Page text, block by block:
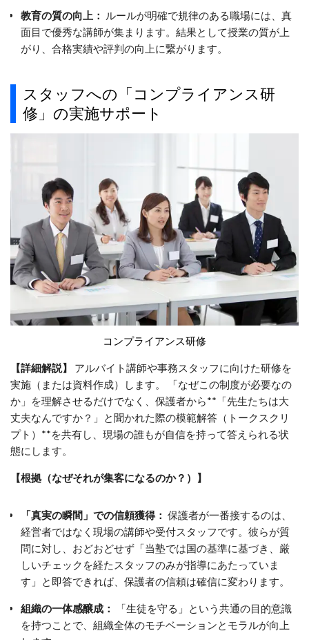
教育の質の向上：
ルールが明確で規律のある職場には、真
面目で優秀な講師が集まります。結果として授業の質が上
がり、合格実績や評判の向上に繋がります。
スタッフへの「コンプライアンス研
修」の実施サポート
コンプライアンス研修
【詳細解説】
アルバイト講師や事務スタッフに向けた研修を
実施（または資料作成）します。 「なぜこの制度が必要なの
か」を理解させるだけでなく、保護者から**「先生たちは大
丈夫なんですか？」と聞かれた際の模範解答（トークスクリ
プト）**を共有し、現場の誰もが自信を持って答えられる状
態にします。
【根拠（なぜそれが集客になるのか？）】
「真実の瞬間」での信頼獲得： 保護者が一番接するのは、
経営者ではなく現場の講師や受付スタッフです。彼らが質
問に対し、おどおどせず「当塾では国の基準に基づき、厳
しいチェックを経たスタッフのみが指導にあたっていま
す」と即答できれば、保護者の信頼は確信に変わります。
組織の一体感醸成：
「生徒を守る」という共通の目的意識
を持つことで、組織全体のモチベーションとモラルが向上